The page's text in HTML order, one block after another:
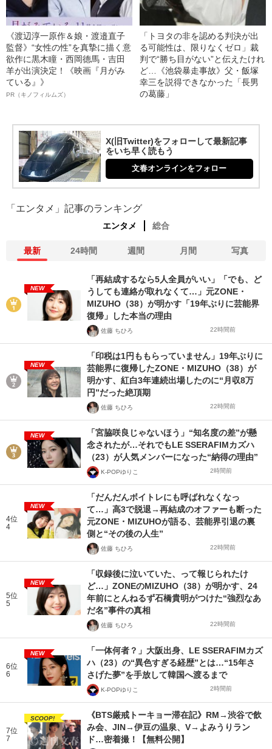
《渡辺淳一原作＆娘・渡邉直子
監督》“女性の性”を真摯に描く意
欲作に黒木瞳・西岡德馬・吉田
羊が出演決定！《映画『月がみ
ている』》
PR（キノフィルムズ）
「トヨタの非を認める判決が出
る可能性は、限りなくゼロ」裁
判で“勝ち目がない”と伝えたけれ
ど…《池袋暴走事故》父・飯塚
幸三を説得できなかった「長男
の葛藤」
X(旧Twitter)をフォローして最新記事
をいち早く読もう
文春オンラインをフォロー
「エンタメ」記事のランキング
エンタメ 総合
最新 24時間 週間 月間 写真
NEW
「再結成するなら5人全員がいい」「でも、ど
うしても連絡が取れなくて…」元ZONE・
MIZUHO（38）が明かす「19年ぶりに芸能界
復帰」した本当の理由
佐藤 ちひろ 22時間前
NEW
「印税は1円ももらっていません」19年ぶりに
芸能界に復帰したZONE・MIZUHO（38）が
明かす、紅白3年連続出場したのに“月収8万
円”だった絶頂期
佐藤 ちひろ 22時間前
NEW
「宮脇咲良じゃないほう」“知名度の差”が懸
念されたが…それでもLE SSERAFIMカズハ
（23）が人気メンバーになった“納得の理由”
K-POPゆりこ 2時間前
4位
4
NEW
「だんだんボイトレにも呼ばれなくなっ
て…」高3で脱退→再結成のオファーも断った
元ZONE・MIZUHOが語る、芸能界引退の裏
側と“その後の人生”
佐藤 ちひろ 22時間前
5位
5
NEW
「収録後に泣いていた、って報じられたけ
ど…」ZONEのMIZUHO（38）が明かす、24
年前にとんねるず石橋貴明がつけた“強烈なあ
だ名”事件の真相
佐藤 ちひろ 22時間前
6位
6
NEW
「一体何者？」大阪出身、LE SSERAFIMカズ
ハ（23）の“異色すぎる経歴”とは…“15年さ
さげた夢”を手放して韓国へ渡るまで
K-POPゆりこ 2時間前
7位
7
SCOOP!
《BTS厳戒トーキョー滞在記》RM→渋谷で飲
み会、JIN→伊豆の温泉、V→よみうりラン
ド…密着撮！【無料公開】